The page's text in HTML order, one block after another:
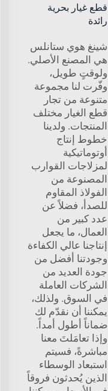
قطع غيار بحرية
رائدة
شينغ هوي ستانلس
هي المصنع الأصلي.
ولوقتٍ طويل،
وفّرت لنا مجموعة
متنوعة من تجار
قطع الغيار مختلف
المنتجات. ولدينا
خطوط إنتاج
أوتوماتيكية
لمزلاجات القوارب
المصنوعة من
الفولاذ المقاوم
للصدأ، فضلاً عن
عدد كبير من
العمال، ما يجعل
إنتاجنا عالي الكفاءة
وجودتنا أفضل من
جودة العديد من
الشركات العاملة
في السوق. ولذلك،
يمكننا أن نقدّم لك
ضماناً أطول أمداً.
وإذا تعامَلتَ معنا
مباشرةً، فسيتم
استبعاد الوسطاء
الذين يُحدثون فروقاً